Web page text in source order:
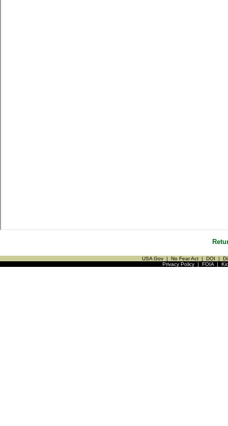
USA Gov | No Fear Act | DOI |
Privacy Policy| FOIA|